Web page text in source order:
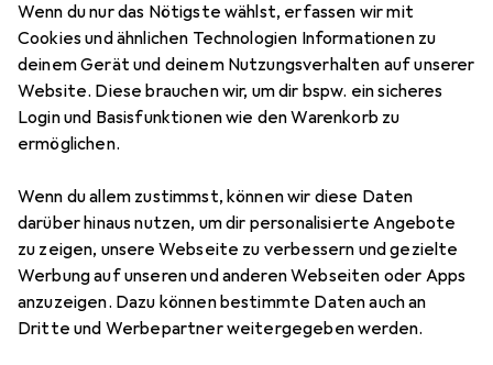
Wenn du nur das Nötigste wählst, erfassen wir mit
Cookies und ähnlichen Technologien Informationen zu
deinem Gerät und deinem Nutzungsverhalten auf unserer
Website. Diese brauchen wir, um dir bspw. ein sicheres
Login und Basisfunktionen wie den Warenkorb zu
ermöglichen.
Wenn du allem zustimmst, können wir diese Daten
darüber hinaus nutzen, um dir personalisierte Angebote
zu zeigen, unsere Webseite zu verbessern und gezielte
Werbung auf unseren und anderen Webseiten oder Apps
anzuzeigen. Dazu können bestimmte Daten auch an
Dritte und Werbepartner weitergegeben werden.
7 Bilder
PrimewireCAT.7 Netzwerkkabel flach
- Ethernet Gigabit Lan Kabel RJ45 -
Patchkabel - komp. CAT.5 CAT.6 CAT.8
U/FTP, CAT7, 10 m
Preis in EUR inkl. MwSt.
EUR
12,95
Bewertungen Marke